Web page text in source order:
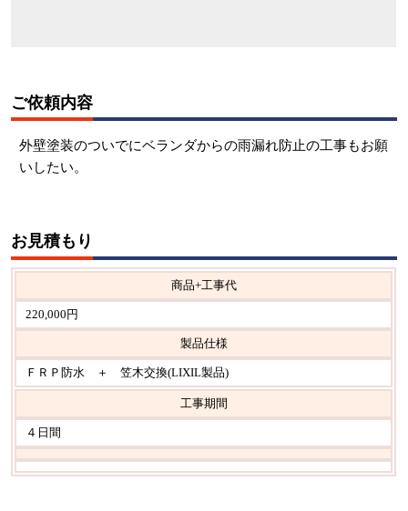
ご依頼内容
外壁塗装のついでにベランダからの雨漏れ防止の工事もお願
いしたい。
お見積もり
商品+工事代
220,000円
製品仕様
ＦＲＰ防水 ＋ 笠木交換(LIXIL製品)
工事期間
４日間